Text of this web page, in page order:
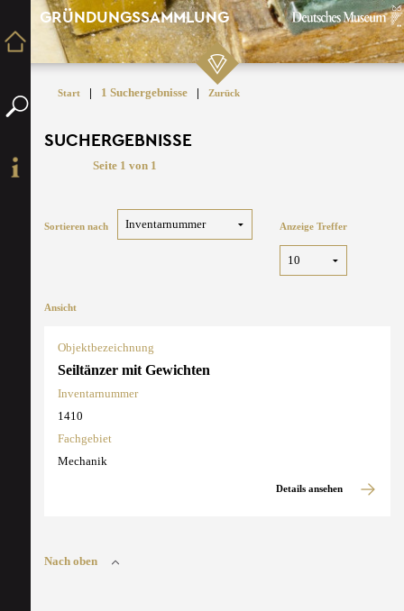
GRÜNDUNGSSAMMLUNG
Start | 1 Suchergebnisse | Zurück
SUCHERGEBNISSE
Seite 1 von 1
Sortieren nach Anzeige Treffer
Ansicht
Objektbezeichnung
Seiltänzer mit Gewichten
Inventarnummer
1410
Fachgebiet
Mechanik
Details ansehen
Nach oben